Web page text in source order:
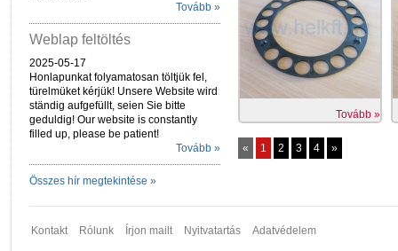
Tovább »
Weblap feltöltés
2025-05-17
Honlapunkat folyamatosan töltjük fel,
türelmüket kérjük! Unsere Website wird
ständig aufgefüllt, seien Sie bitte
geduldig! Our website is constantly
filled up, please be patient!
Tovább »
Összes hír megtekintése »
Tovább »
« 1 2 3 4 »
Kontakt Rólunk Írjon mailt Nyitvatartás Adatvédelem